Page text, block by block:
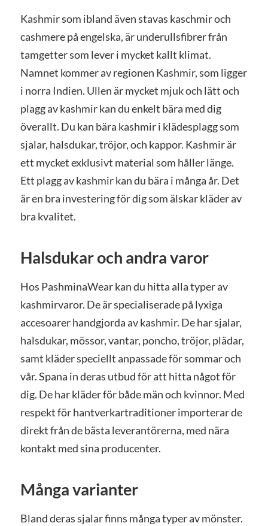
Kashmir som ibland även stavas kaschmir och
cashmere på engelska, är underullsfibrer från
tamgetter som lever i mycket kallt klimat.
Namnet kommer av regionen Kashmir, som ligger
i norra Indien. Ullen är mycket mjuk och lätt och
plagg av kashmir kan du enkelt bära med dig
överallt. Du kan bära kashmir i klädesplagg som
sjalar, halsdukar, tröjor, och kappor. Kashmir är
ett mycket exklusivt material som håller länge.
Ett plagg av kashmir kan du bära i många år. Det
är en bra investering för dig som älskar kläder av
bra kvalitet.
Halsdukar och andra varor
Hos PashminaWear kan du hitta alla typer av
kashmirvaror. De är specialiserade på lyxiga
accesoarer handgjorda av kashmir. De har sjalar,
halsdukar, mössor, vantar, poncho, tröjor, plädar,
samt kläder speciellt anpassade för sommar och
vår. Spana in deras utbud för att hitta något för
dig. De har kläder för både män och kvinnor. Med
respekt för hantverkartraditioner importerar de
direkt från de bästa leverantörerna, med nära
kontakt med sina producenter.
Många varianter
Bland deras sjalar finns många typer av mönster.